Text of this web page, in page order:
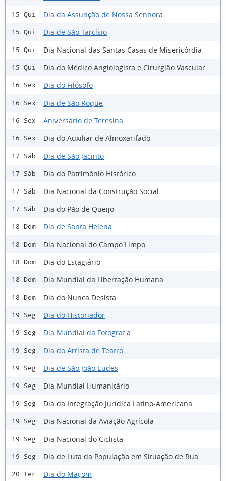
15 Qui Dia da Assunção de Nossa Senhora
15 Qui Dia de São Tarcísio
15 Qui Dia Nacional das Santas Casas de Misericórdia
15 Qui Dia do Médico Angiologista e Cirurgião Vascular
16 Sex Dia do Filósofo
16 Sex Dia de São Roque
16 Sex Aniversário de Teresina
16 Sex Dia do Auxiliar de Almoxarifado
17 Sáb Dia de São Jacinto
17 Sáb Dia do Patrimônio Histórico
17 Sáb Dia Nacional da Construção Social
17 Sáb Dia do Pão de Queijo
18 Dom Dia de Santa Helena
18 Dom Dia Nacional do Campo Limpo
18 Dom Dia do Estagiário
18 Dom Dia Mundial da Libertação Humana
18 Dom Dia do Nunca Desista
19 Seg Dia do Historiador
19 Seg Dia Mundial da Fotografia
19 Seg Dia do Artista de Teatro
19 Seg Dia de São João Eudes
19 Seg Dia Mundial Humanitário
19 Seg Dia da Integração Jurídica Latino-Americana
19 Seg Dia Nacional da Aviação Agrícola
19 Seg Dia Nacional do Ciclista
19 Seg Dia de Luta da População em Situação de Rua
20 Ter Dia do Maçom